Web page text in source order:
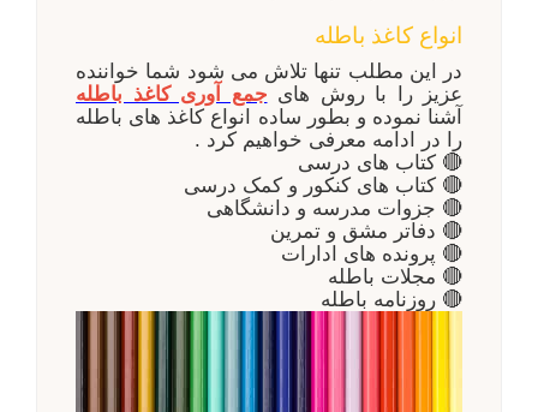
انواع کاغذ باطله
در این مطلب تنها تلاش می شود شما خواننده
عزیز را با روش های جمع آوری کاغذ باطله
آشنا نموده و بطور ساده انواع کاغذ های باطله
را در ادامه معرفی خواهیم کرد .
🔴 کتاب های درسی
🔴 کتاب های کنکور و کمک درسی
🔴 جزوات مدرسه و دانشگاهی
🔴 دفاتر مشق و تمرین
🔴 پرونده های ادارات
🔴 مجلات باطله
🔴 روزنامه باطله